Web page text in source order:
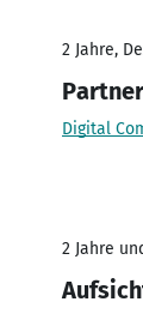
2 Jahre,
Partner
Digital
2 Jahre